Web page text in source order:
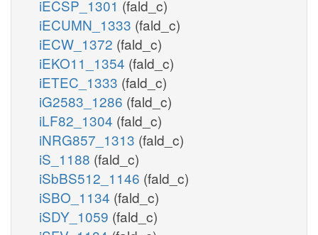
iECSP_1301 (fald_c)
iECUMN_1333 (fald_c)
iECW_1372 (fald_c)
iEKO11_1354 (fald_c)
iETEC_1333 (fald_c)
iG2583_1286 (fald_c)
iLF82_1304 (fald_c)
iNRG857_1313 (fald_c)
iS_1188 (fald_c)
iSbBS512_1146 (fald_c)
iSBO_1134 (fald_c)
iSDY_1059 (fald_c)